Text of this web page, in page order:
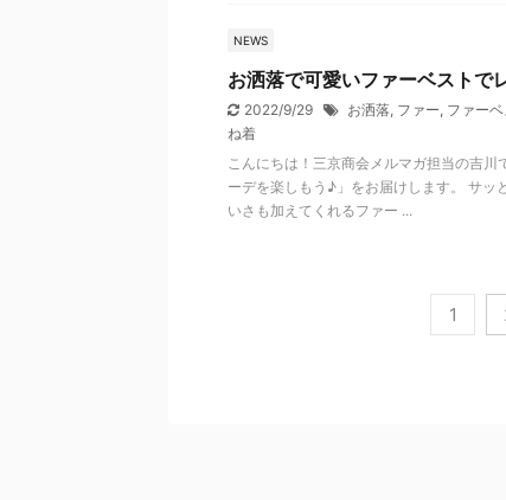
NEWS
お洒落で可愛いファーベストで
2022/9/29 お洒落, ファー, ファーベ
ね着
こんにちは！三京商会メルマガ担当の吉
ーデを楽しもう♪」をお届けします。 サッ
いさも加えてくれるファー ...
1